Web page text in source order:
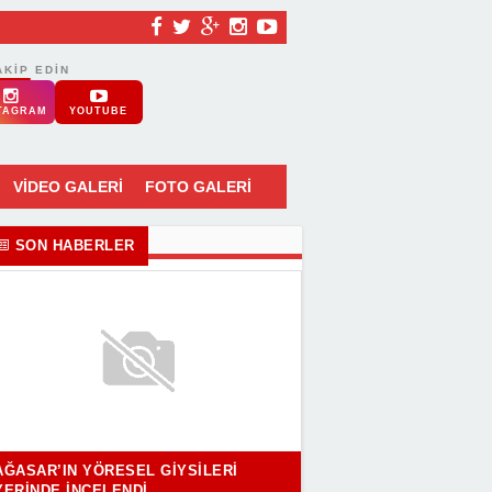
EDIN
YOUTUBE
VİDEO GALERİ FOTO GALERİ
SON HABERLER
YÖRESEL GIYSILERI